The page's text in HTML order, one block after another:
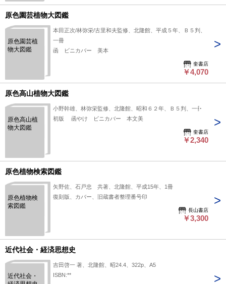
原色園芸植物大図鑑
原色園芸植
物大図鑑
本田正次/林弥栄/古里和夫監修、北隆館、平成５年、Ｂ５判、
一冊
函 ビニカバー 美本
奎書店
￥4,070
原色高山植物大図鑑
原色高山植
物大図鑑
小野幹雄、林弥栄監修、北隆館、昭和６２年、Ｂ５判、一冊
初版 函やけ ビニカバー 本文美
奎書店
￥2,340
原色植物検索図鑑
原色植物検
索図鑑
矢野佐、石戸忠 共著、北隆館、平成15年、1冊
復刻版、カバー、旧蔵書者整理番号印
長山書店
￥3,300
近代社会・経済思想史
近代社会・
吉田啓一 著、北隆館、昭24.4、322p、A5
ISBN:**